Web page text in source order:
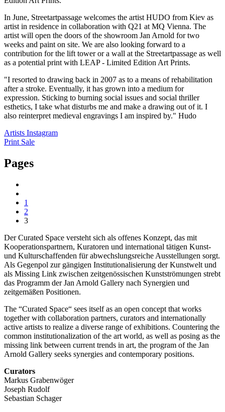
In June, Streetartpassage welcomes the artist HUDO from Kiev as
artist in residence in collaboration with Q21 at MQ Vienna. The
artist will open the doors of the showroom Jan Arnold for two
weeks and paint on site. We are also looking forward to a
contribution for the lift tower or a wall at the Streetartpassage as well
as a potential print with LEAP - Limited Edition Art Prints.
"I resorted to drawing back in 2007 as to a means of rehabilitation
after a stroke. Eventually, it has grown into a medium for
expression. Sticking to burning social issues and social thriller
esthetics, I take what disturbs me and make a drawing out of it. I
also reinterpret medieval engravings I am inspired by." Hudo
Artists Instagram
Print Sale
Pages
1
2
3
Der Curated Space versteht sich als offenes Konzept, das mit
Kooperationspartnern, Kuratoren und international tätigen Kunst-
und Kulturschaffenden für abwechslungsreiche Ausstellungen sorgt.
Als Gegenpol zur gängigen Institutionalisierung der Kunstwelt und
als Missing Link zwischen zeitgenössischen Kunstströmungen strebt
das Programm der Jan Arnold Gallery nach Synergien und
zeitgemäßen Positionen.
The “Curated Space“ sees itself as an open concept that works
together with collaboration partners, curators and internationally
active artists to realize a diverse range of exhibitions. Countering the
common institutionalization of the art world, as well as posing as the
missing link between current trends in art, the program of the Jan
Arnold Gallery seeks synergies and contemporary positions.
Curators
Markus Grabenwöger
Joseph Rudolf
Sebastian Schager